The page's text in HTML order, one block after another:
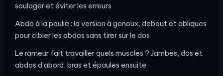
soulager et éviter les erreurs
Abdo à la poulie : la version à genoux, debout et obliques
pour cibler les abdos sans tirer sur le dos
Le rameur fait travailler quels muscles ? Jambes, dos et
abdos d’abord, bras et épaules ensuite